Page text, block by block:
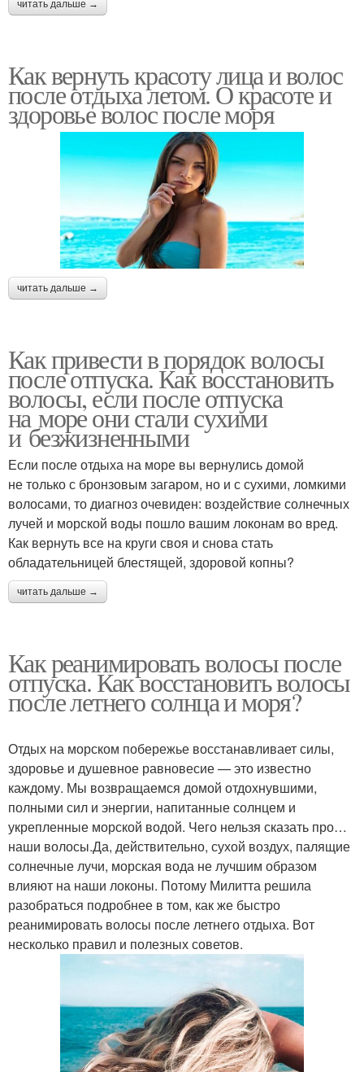
читать дальше →
Как вернуть красоту лица и волос
после отдыха летом. О красоте и
здоровье волос после моря
читать дальше →
Как привести в порядок волосы
после отпуска. Как восстановить
волосы, если после отпуска
на море они стали сухими
и безжизненными
Если после отдыха на море вы вернулись домой
не только с бронзовым загаром, но и с сухими, ломкими
волосами, то диагноз очевиден: воздействие солнечных
лучей и морской воды пошло вашим локонам во вред.
Как вернуть все на круги своя и снова стать
обладательницей блестящей, здоровой копны?
читать дальше →
Как реанимировать волосы после
отпуска. Как восстановить волосы
после летнего солнца и моря?
Отдых на морском побережье восстанавливает силы,
здоровье и душевное равновесие — это известно
каждому. Мы возвращаемся домой отдохнувшими,
полными сил и энергии, напитанные солнцем и
укрепленные морской водой. Чего нельзя сказать про…
наши волосы.Да, действительно, сухой воздух, палящие
солнечные лучи, морская вода не лучшим образом
влияют на наши локоны. Потому Милитта решила
разобраться подробнее в том, как же быстро
реанимировать волосы после летнего отдыха. Вот
несколько правил и полезных советов.